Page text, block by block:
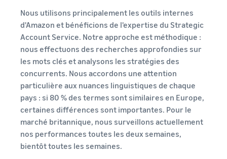
Nous utilisons principalement les outils internes
d'Amazon et bénéficions de l'expertise du Strategic
Account Service. Notre approche est méthodique :
nous effectuons des recherches approfondies sur
les mots clés et analysons les stratégies des
concurrents. Nous accordons une attention
particulière aux nuances linguistiques de chaque
pays : si 80 % des termes sont similaires en Europe,
certaines différences sont importantes. Pour le
marché britannique, nous surveillons actuellement
nos performances toutes les deux semaines,
bientôt toutes les semaines.